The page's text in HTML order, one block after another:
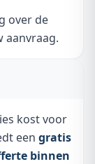
over de
aanvraag.
kost voor
een gratis
binnen